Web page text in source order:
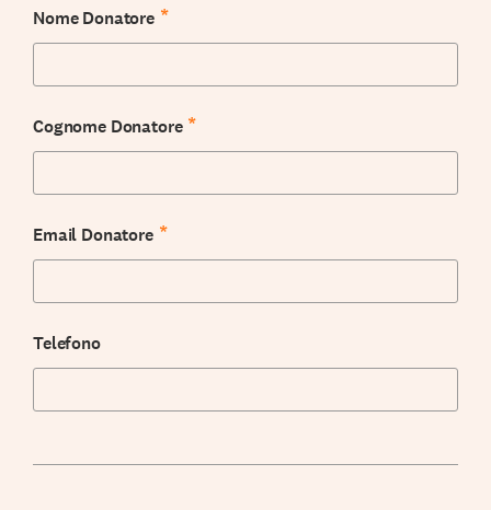
Nome Donatore *
Cognome Donatore *
Email Donatore *
Telefono